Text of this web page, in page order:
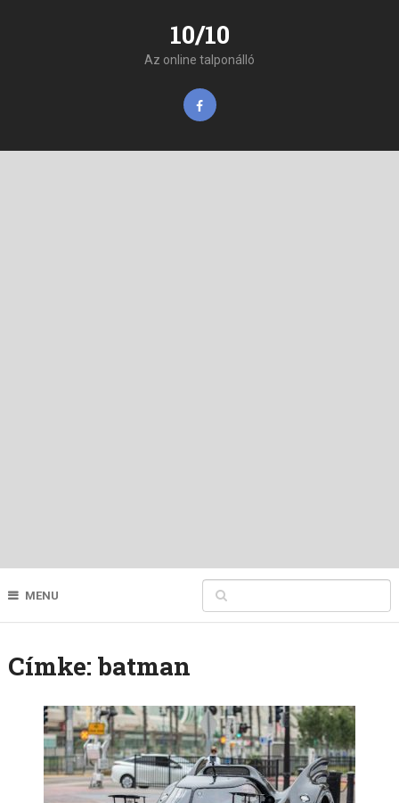
10/10
Az online talponálló
MENU
Címke: batman